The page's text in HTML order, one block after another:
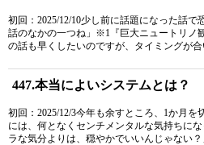
初回：2025/12/10少し前に話題になった話で
話のなかの一つね」※1『巨大ニュートリノ
の話も早くしたいのですが、タイミングが合
447.本当によいシステムとは？
初回：2025/12/3今年も余すところ、1か月
には、何となくセンチメンタルな気持ちに
ラな気分よりは、穏やかでいいんじゃない